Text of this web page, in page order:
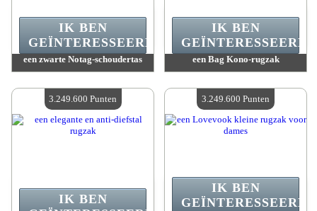
een zwarte Notag-schoudertas
Beschikbare hoeveelheid :4
IK BEN
GEÏNTERESSEERD.
een Bag Kono-rugzak
Beschikbare hoeveelheid :4
IK BEN
GEÏNTERESSEERD.
IK BEN
3.249.600 Punten
IK BEN
GEÏNTERESSEERD.
3.249.600 Punten